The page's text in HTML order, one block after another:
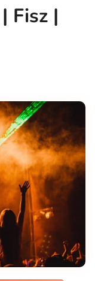
Fisz |